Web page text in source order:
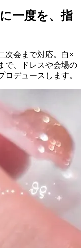
一度を、指
次会まで対応。白×
で、ドレスや会場の
デュースします。